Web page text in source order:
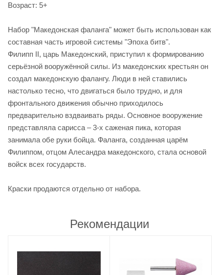
Возраст: 5+
Набор "Македонская фаланга" может быть использован как
составная часть игровой системы "Эпоха битв".
Филипп II, царь Македонский, приступил к формированию
серьёзной вооружённой силы. Из македонских крестьян он
создал македонскую фалангу. Люди в ней ставились
настолько тесно, что двигаться было трудно, и для
фронтального движения обычно приходилось
предварительно вздваивать ряды. Основное вооружение
представляла сарисса – 3-х саженая пика, которая
занимала обе руки бойца. Фаланга, созданная царём
Филиппом, отцом Алесандра македонского, стала основой
войск всех государств.
Краски продаются отдельно от набора.
Рекомендации